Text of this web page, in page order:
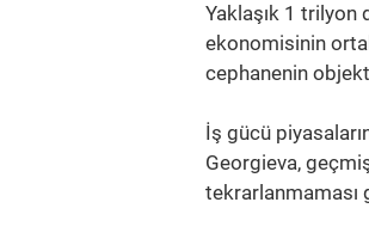
Yaklaşık 1
ekonomisinin
cephanenin
İş gücü
Georgieva,